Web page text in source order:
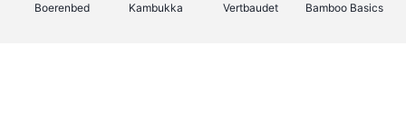
Boerenbed Kambukka Vertbaudet Bamboo Basics